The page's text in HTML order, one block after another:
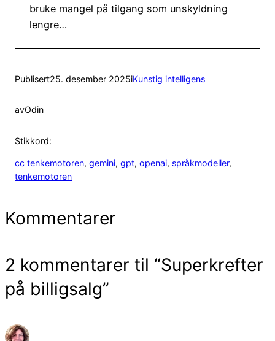
bruke mangel på tilgang som unskyldning
lengre…
Publisert25. desember 2025iKunstig intelligens
avOdin
Stikkord:
cc tenkemotoren, gemini, gpt, openai, språkmodeller
tenkemotoren
Kommentarer
2 kommentarer til “Superkrefter
på billigsalg”